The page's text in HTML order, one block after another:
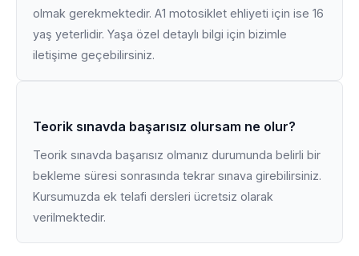
olmak gerekmektedir. A1 motosiklet ehliyeti için ise 16
yaş yeterlidir. Yaşa özel detaylı bilgi için bizimle
iletişime geçebilirsiniz.
Teorik sınavda başarısız olursam ne olur?
Teorik sınavda başarısız olmanız durumunda belirli bir
bekleme süresi sonrasında tekrar sınava girebilirsiniz.
Kursumuzda ek telafi dersleri ücretsiz olarak
verilmektedir.